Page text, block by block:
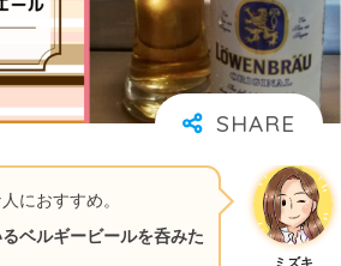
におすすめ。
ベルギービールを呑みた
ミズキ